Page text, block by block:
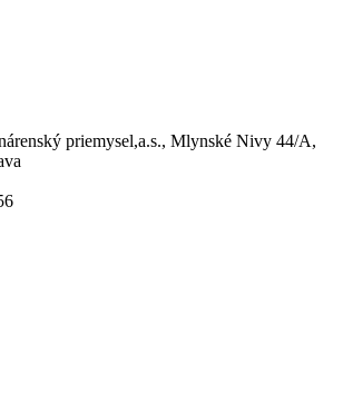
priemysel,a.s., Mlynské Nivy 44/A,